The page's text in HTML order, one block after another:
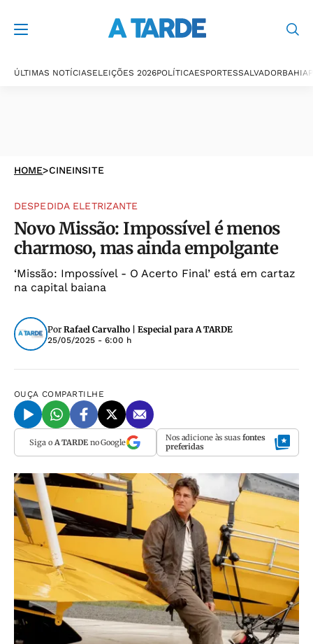
ÚLTIMAS NOTÍCIASELEIÇÕES 2026POLÍTICAESPORTESSALVADORBAHIA
HOME>CINEINSITE
DESPEDIDA ELETRIZANTE
Novo Missão: Impossível é menos
charmoso, mas ainda empolgante
‘Missão: Impossível - O Acerto Final’ está em cartaz
na capital baiana
Por Rafael Carvalho | Especial para A TARDE
25/05/2025 - 6:00 h
OUÇA COMPARTILHE
Siga o A TARDEno Google Nos adicione às suas fontes
preferidas